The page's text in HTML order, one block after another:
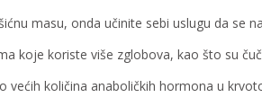
masu, onda učinite sebi uslugu da se
koje koriste više zglobova, kao što su
većih količina anaboličkih hormona u